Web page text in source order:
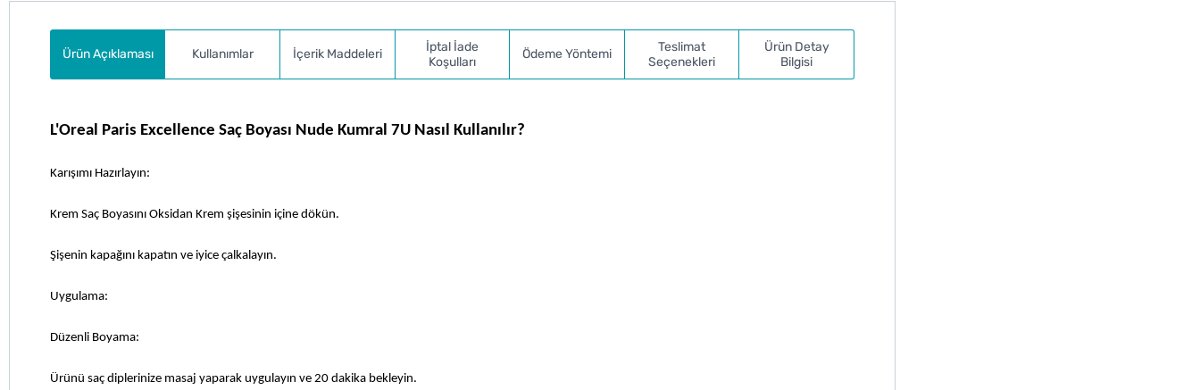
Ürün Açıklaması Kullanımlar İçerik Maddeleri
İptal İade
Koşulları
Ödeme Yöntemi
Teslimat
Seçenekleri
Ürün Detay
Bilgisi
L'Oreal Paris Excellence Saç Boyası Nude Kumral 7U Nasıl Kullanılır?
Karışımı Hazırlayın:
Krem Saç Boyasını Oksidan Krem şişesinin içine dökün.
Şişenin kapağını kapatın ve iyice çalkalayın.
Uygulama:
Düzenli Boyama:
Ürünü saç diplerinize masaj yaparak uygulayın ve 20 dakika bekleyin.